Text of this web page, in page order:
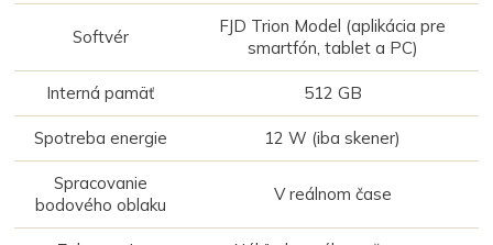
Softvér
FJD Trion Model (aplikácia pre
smartfón, tablet a PC)
Interná pamäť 512 GB
Spotreba energie 12 W (iba skener)
Spracovanie
bodového oblaku
V reálnom čase